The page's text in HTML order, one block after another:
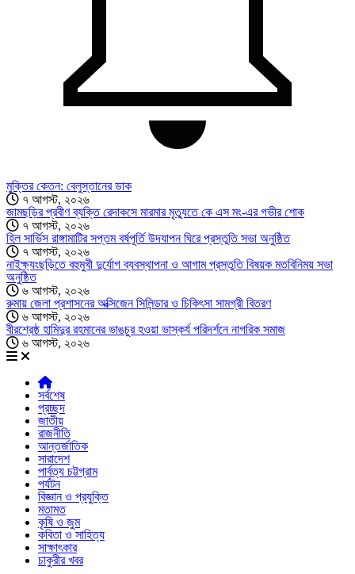
মুক্তির কেতন: বেলুস্তানের ডাক
৭ আগস্ট, ২০২৬
জামছড়ির প্রবীণ ব্যক্তি রেদাকসে মারমার মৃত্যুতে কে এস মং-এর গভীর শোক
৭ আগস্ট, ২০২৬
হিল সার্ভিস রাঙ্গামাটির সপ্তম বর্ষপূর্তি উদযাপন ঘিরে প্রস্তুতি সভা অনুষ্ঠিত
৭ আগস্ট, ২০২৬
নাইক্ষ্যংছড়িতে বহুমুখী দুর্যোগ ব্যবস্থাপনা ও আগাম প্রস্তুতি বিষয়ক মতবিনিময় সভা
অনুষ্ঠিত
৬ আগস্ট, ২০২৬
রুমায় জেলা প্রশাসনের অক্সিজেন সিলিন্ডার ও চিকিৎসা সামগ্রী বিতরণ
৬ আগস্ট, ২০২৬
বীরশ্রেষ্ঠ হামিদুর রহমানের ভাঙচুর হওয়া ভাস্কর্য পরিদর্শনে নাগরিক সমাজ
৬ আগস্ট, ২০২৬
সর্বশেষ
প্রচ্ছদ
জাতীয়
রাজনীতি
আন্তর্জাতিক
সারাদেশ
পার্বত্য চট্টগ্রাম
পর্যটন
বিজ্ঞান ও প্রযুক্তি
মতামত
কৃষি ও জুম
কবিতা ও সাহিত্য
সাক্ষাৎকার
চাকুরীর খবর